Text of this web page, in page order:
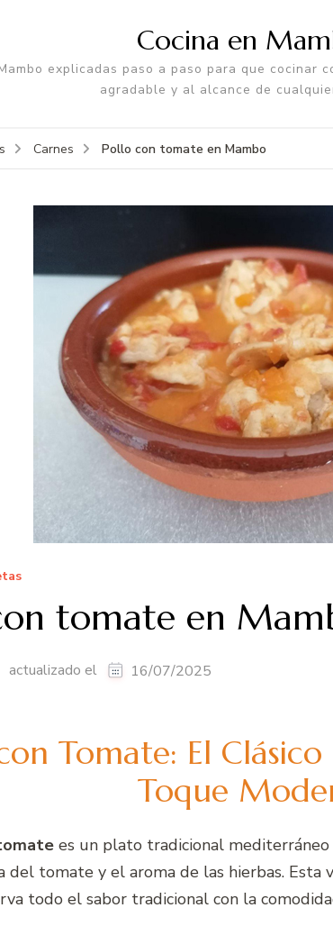
Cocina en
explicadas paso a paso para que cocinar
agradable y al alcance de
Carnes Pollo con tomate en Mambo
tomate en
actualizado el 16/07/2025
Tomate: El
Toque
es un plato tradicional
del tomate y el aroma de las hierbas. Esta
todo el sabor tradicional con la